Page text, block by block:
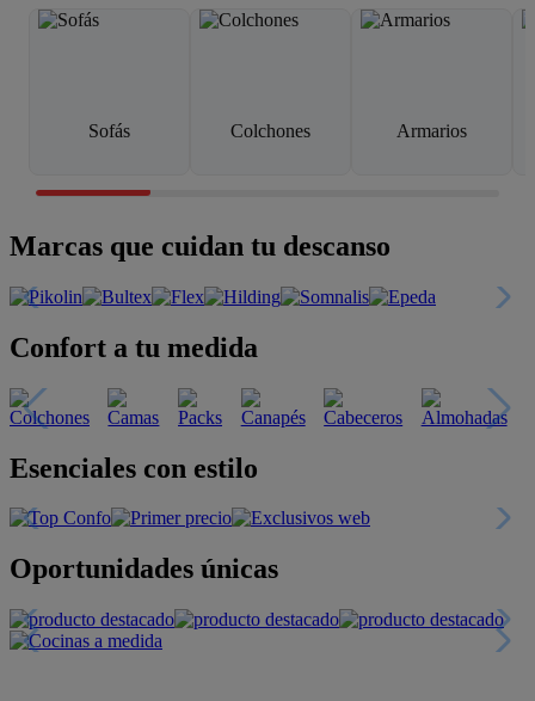
Sofás Colchones Armarios
Marcas que cuidan tu descanso
Confort a tu medida
Esenciales con estilo
Oportunidades únicas